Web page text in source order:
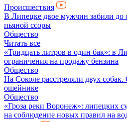
Происшествия
В Липецке двое мужчин забили до
пьяной ссоры
Общество
Читать все
«Тридцать литров в один бак»: в
ограничения на продажу бензина
Общество
На Соколе расстреляли двух
ошейнике
Общество
«Гроза реки Воронеж»: липецких
на соблюдение новых правил на